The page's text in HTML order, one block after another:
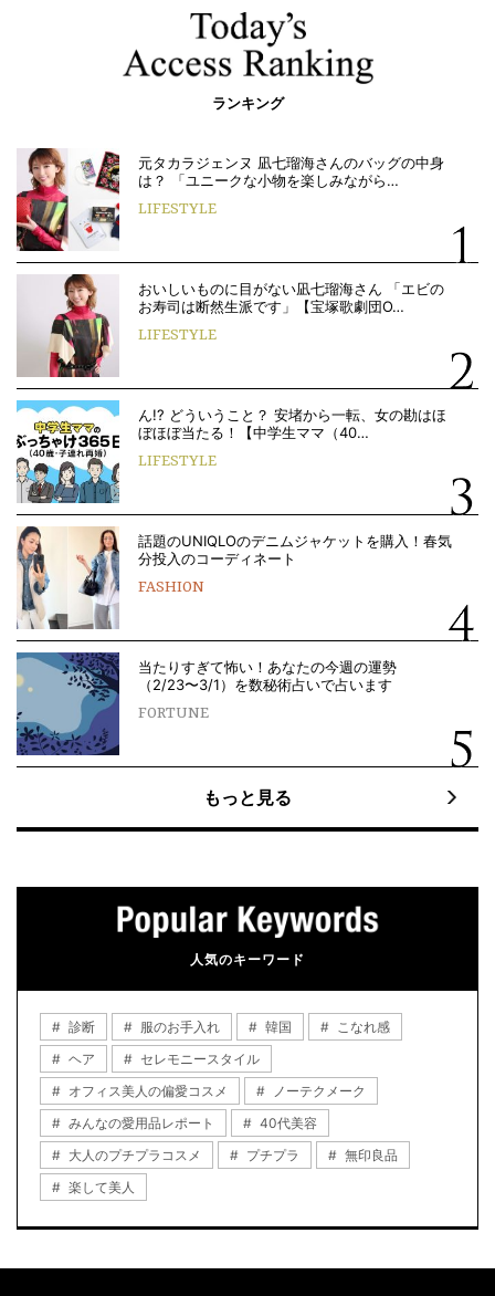
ランキング
元タカラジェンヌ 凪七瑠海さんのバッグの中身
は？ 「ユニークな小物を楽しみながら…
LIFESTYLE
おいしいものに目がない凪七瑠海さん 「エビの
お寿司は断然生派です」【宝塚歌劇団O…
LIFESTYLE
ん!? どういうこと？ 安堵から一転、女の勘はほ
ぼほぼ当たる！【中学生ママ（40…
LIFESTYLE
話題のUNIQLOのデニムジャケットを購入！春気
分投入のコーディネート
FASHION
当たりすぎて怖い！あなたの今週の運勢
（2/23〜3/1）を数秘術占いで占います
FORTUNE
もっと見る
人気のキーワード
診断 服のお手入れ 韓国
こなれ感
ヘア
セレモニースタイル
オフィス美人の偏愛コスメ
ノーテクメーク
みんなの愛用品レポート
40代美容
大人のプチプラコスメ
プチプラ
無印良品
楽して美人